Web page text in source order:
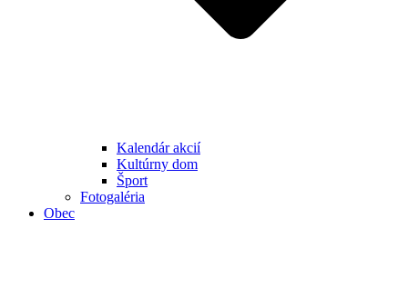
Kalendár akcií
Kultúrny dom
Šport
Fotogaléria
Obec